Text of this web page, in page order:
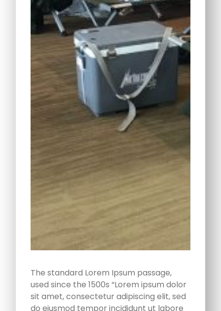
The standard Lorem Ipsum passage,
used since the 1500s “Lorem ipsum dolor
sit amet, consectetur adipiscing elit, sed
do eiusmod tempor incididunt ut labore